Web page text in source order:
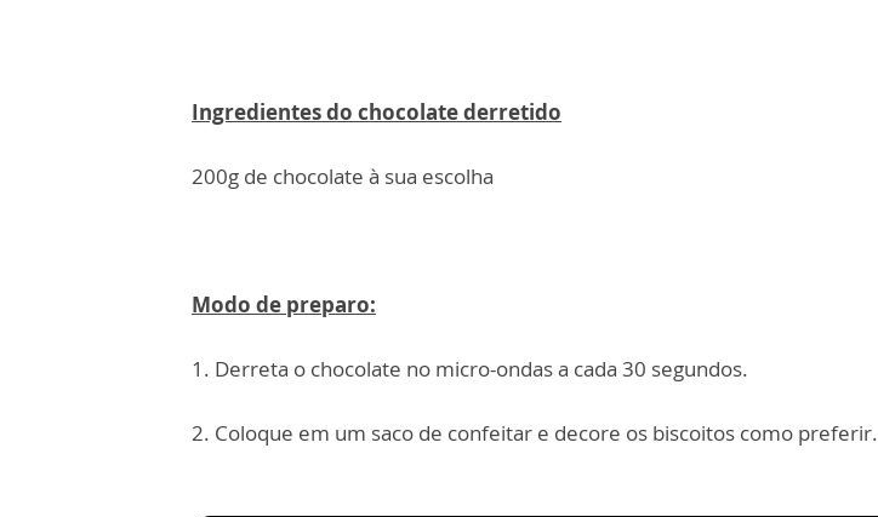
Ingredientes do chocolate derretido
200g de chocolate à sua escolha
Modo de preparo:
1. Derreta o chocolate no micro-ondas a cada 30 segundos.
2. Coloque em um saco de confeitar e decore os biscoitos como preferir.